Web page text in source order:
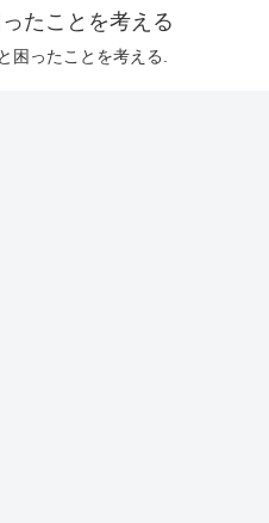
たことを考える
困ったことを考える.